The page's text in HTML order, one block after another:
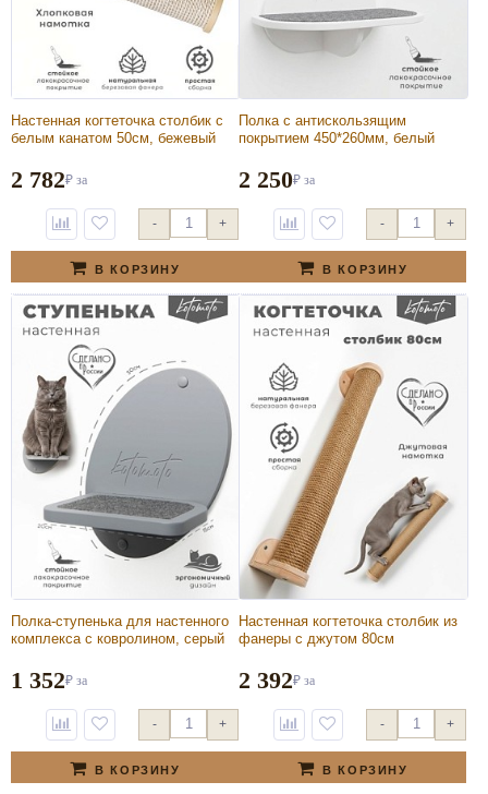
Настенная когтеточка столбик с
белым канатом 50см, бежевый
2 782₽ за
- +
В КОРЗИНУ
Полка с антискользящим
покрытием 450*260мм, белый
2 250₽ за
- +
В КОРЗИНУ
Полка-ступенька для настенного
комплекса с ковролином, серый
1 352₽ за
- +
В КОРЗИНУ
Настенная когтеточка столбик из
фанеры с джутом 80см
2 392₽ за
- +
В КОРЗИНУ